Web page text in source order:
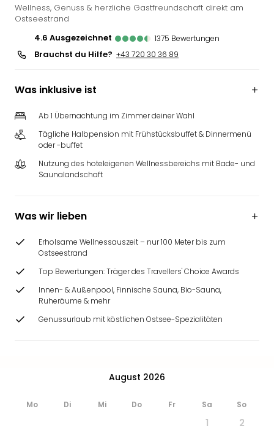
Wellness, Genuss & herzliche Gastfreundschaft direkt am
Ostseestrand
4.6
ausgezeichnet 1375 Bewertungen
Brauchst du Hilfe? +43 720 30 36 89
Was inklusive ist
Ab 1 Übernachtung im Zimmer deiner Wahl
Tägliche Halbpension mit Frühstücksbuffet & Dinnermenü
oder -buffet
Nutzung des hoteleigenen Wellnessbereichs mit Bade- und
Saunalandschaft
Was wir lieben
Erholsame Wellnessauszeit – nur 100 Meter bis zum
Ostseestrand
Top Bewertungen: Träger des Travellers' Choice Awards
Innen- & Außenpool, Finnische Sauna, Bio-Sauna,
Ruheräume & mehr
Genussurlaub mit köstlichen Ostsee-Spezialitäten
August 2026
Mo Di Mi Do Fr Sa So
1
2